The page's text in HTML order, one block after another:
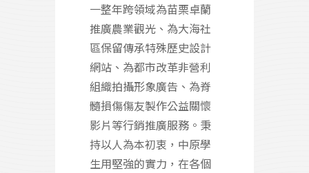
一整年跨領域為苗栗卓蘭
推廣農業觀光、為大海社
區保留傳承特殊歷史設計
網站、為都市改革非營利
組織拍攝形象廣告、為脊
髓損傷傷友製作公益關懷
影片等行銷推廣服務。秉
持以人為本初衷，中原學
生用堅強的實力，在各個